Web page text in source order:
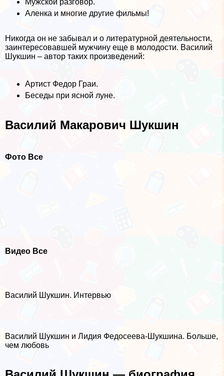
Аленка и многие другие фильмы!
Никогда он не забывал и о литературной деятельности,
заинтересовавшей мужчину еще в молодости. Василий
Шукшин – автор таких произведений:
Артист Федор Граи.
Беседы при ясной луне.
Василий Макарович Шукшин
Фото Все
Видео Все
Василий Шукшин. Интервью
Василий Шукшин и Лидия Федосеева-Шукшина. Больше,
чем любовь